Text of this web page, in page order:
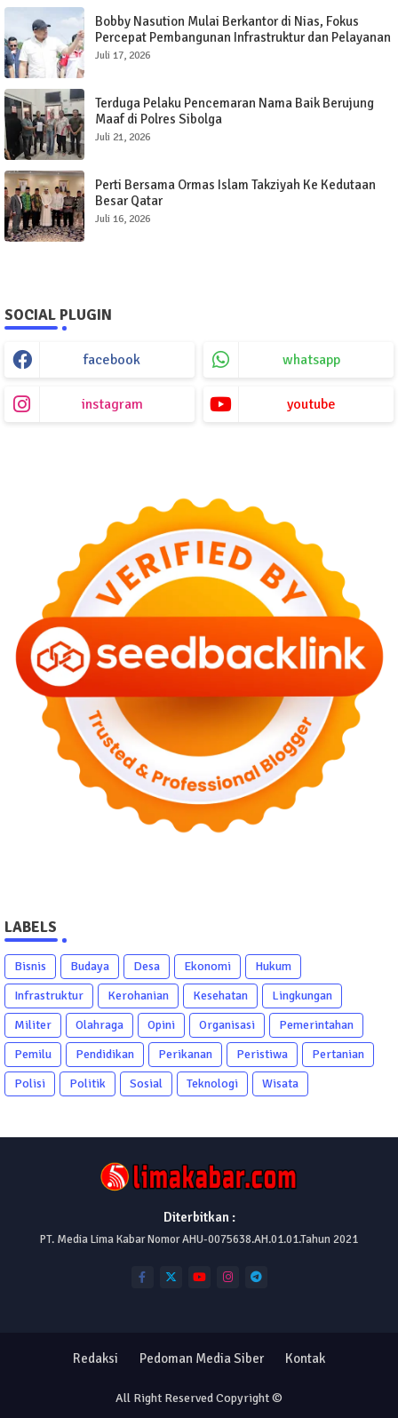
Bobby Nasution Mulai Berkantor di Nias, Fokus
Percepat Pembangunan Infrastruktur dan Pelayanan
Publik
Juli 17, 2026
Terduga Pelaku Pencemaran Nama Baik Berujung
Maaf di Polres Sibolga
Juli 21, 2026
Perti Bersama Ormas Islam Takziyah Ke Kedutaan
Besar Qatar
Juli 16, 2026
SOCIAL PLUGIN
facebook whatsapp
instagram youtube
LABELS
Bisnis Budaya Desa Ekonomi
Hukum
Infrastruktur
Kerohanian Kesehatan
Lingkungan
Militer
Olahraga Opini Organisasi
Pemerintahan
Pemilu
Pendidikan Perikanan Peristiwa
Pertanian
Polisi
Politik Sosial Teknologi Wisata
Diterbitkan :
PT. Media Lima Kabar Nomor AHU-0075638.AH.01.01.Tahun 2021
All Right Reserved Copyright ©
Redaksi Pedoman Media Siber Kontak